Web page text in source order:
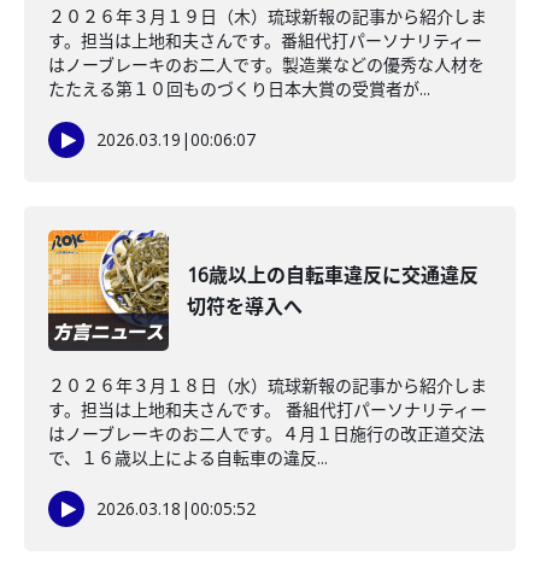
２０２６年３月１９日（木）琉球新報の記事から紹介しま
す。担当は上地和夫さんです。番組代打パーソナリティー
はノーブレーキのお二人です。製造業などの優秀な人材を
たたえる第１０回ものづくり日本大賞の受賞者が...
2026.03.19 |00:06:07
16歳以上の自転車違反に交通違反
切符を導入へ
２０２６年３月１８日（水）琉球新報の記事から紹介しま
す。担当は上地和夫さんです。 番組代打パーソナリティー
はノーブレーキのお二人です。４月１日施行の改正道交法
で、１６歳以上による自転車の違反...
2026.03.18 |00:05:52